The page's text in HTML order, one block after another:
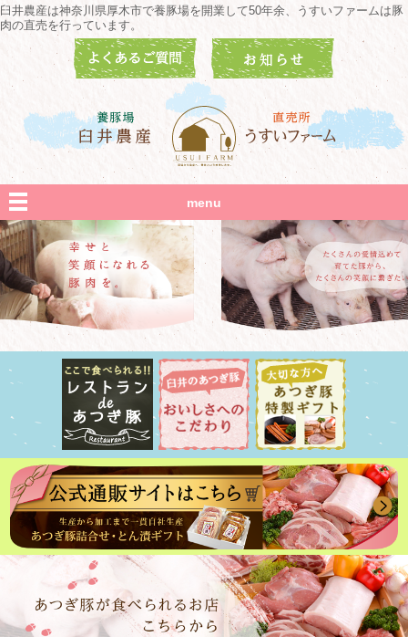
臼井農産は神奈川県厚木市で養豚場を開業して50年余、うすいファームは豚
肉の直売を行っています。
menu